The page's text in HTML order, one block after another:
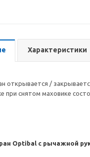
Характеристики
открывается /
при снятом маховике
Optibal с рычажной